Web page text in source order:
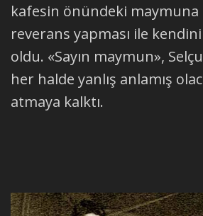
kafesin önündeki
reverans yapması ile
oldu. «Sayın maymun»,
her halde yanlış anlamış
atmaya kalktı.